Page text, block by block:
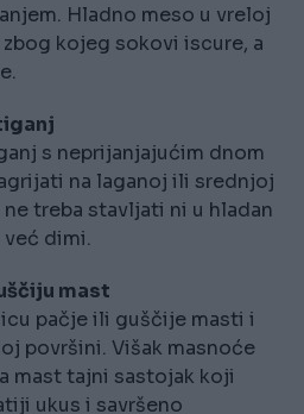
Hladno meso u vreloj
kojeg sokovi iscure, a
s neprijanjajućim dnom
na laganoj ili srednjoj
treba stavljati ni u hladan
dimi.
mast
pačje ili guščije masti i
površini. Višak masnoće
mast tajni sastojak koji
ukus i savršeno